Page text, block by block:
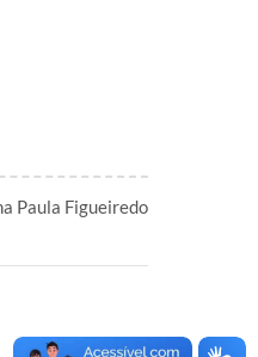
Paula Figueiredo